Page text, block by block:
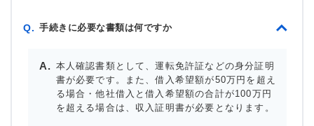
Q. 手続きに必要な書類は何ですか
本人確認書類として、運転免許証などの身分証明
書が必要です。また、借入希望額が50万円を超え
る場合・他社借入と借入希望額の合計が100万円
を超える場合は、収入証明書が必要となります。